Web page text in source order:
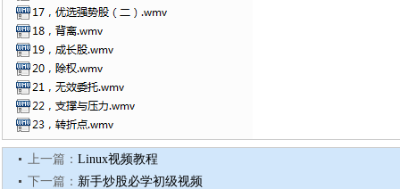
上一篇： Linux视频教程
下一篇： 新手炒股必学初级视频